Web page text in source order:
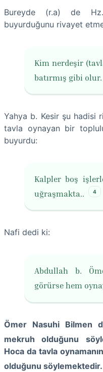
Bureyde (r.a) de Hz.
buyurduğunu rivayet
Kim nerdeşir
batırmış gibi olur.
Yahya b. Kesir şu hadisi
tavla oynayan bir
buyurdu:
Kalpler boş
uğraşmakta..
4
Nafi dedi ki:
Abdullah b.
görürse hem
Ömer Nasuhi Bilmen
mekruh olduğunu
Hoca da tavla
olduğunu söylemektedir.